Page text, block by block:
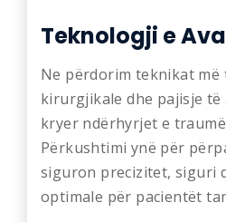
Teknologji e
Ne përdorim teknikat
kirurgjikale dhe pajisje të
kryer ndërhyrjet e
Përkushtimi ynë për
siguron precizitet, siguri
optimale për pacientët